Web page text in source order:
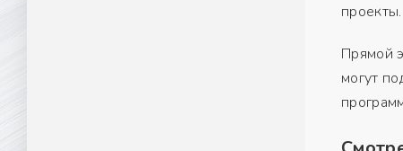
проекты.
Прямой
могут